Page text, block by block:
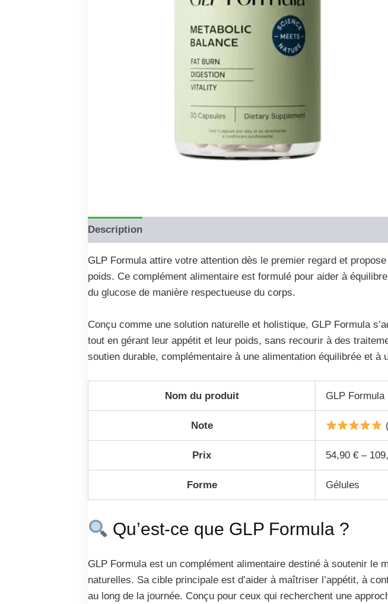
Description
GLP Formula attire votre attention dès le premier regard et
poids. Ce complément alimentaire est formulé pour aider à
du glucose de manière respectueuse du corps.
Conçu comme une solution naturelle et holistique, GLP Formula
tout en gérant leur appétit et leur poids, sans recourir à des
soutien durable, complémentaire à une alimentation équilibrée et à
Nom du produit GLP Formula
Note
Prix 54,90 € –
Forme Gélules
Qu’est-ce que GLP Formula ?
GLP Formula est un complément alimentaire destiné à soutenir le
naturelles. Sa cible principale est d’aider à maîtriser l’appétit, à
au long de la journée. Conçu pour ceux qui recherchent une